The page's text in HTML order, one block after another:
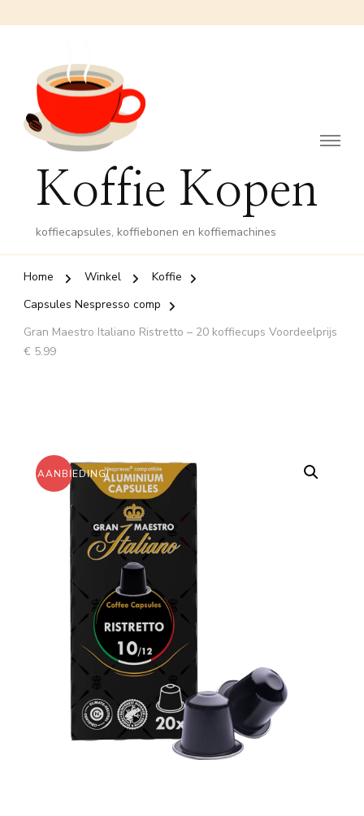
Koffie Kopen
koffiecapsules, koffiebonen en koffiemachines
Home Winkel
Koffie
Capsules Nespresso comp
Gran Maestro Italiano Ristretto – 20 koffiecups Voordeelprijs
€ 5.99
AANBIEDING!